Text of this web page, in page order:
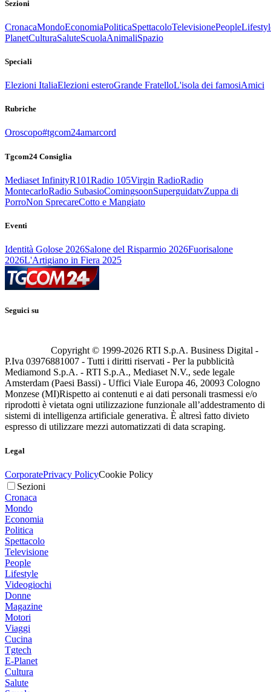
Sezioni
CronacaMondoEconomiaPoliticaSpettacoloTelevisionePeople
PlanetCulturaSaluteScuolaAnimaliSpazio
Speciali
Elezioni ItaliaElezioni esteroGrande FratelloL'isola dei famosiAmici
Rubriche
Oroscopo#tgcom24amarcord
Tgcom24 Consiglia
Mediaset InfinityR101Radio 105Virgin RadioRadio
MontecarloRadio SubasioComingsoonSuperguidatvZuppa di
PorroNon SprecareCotto e Mangiato
Eventi
Identità Golose 2026Salone del Risparmio 2026Fuorisalone
2026L'Artigiano in Fiera 2025
Seguici su
Copyright © 1999-2026 RTI S.p.A. Business Digital -
P.Iva 03976881007 - Tutti i diritti riservati - Per la pubblicità
Mediamond S.p.A. - RTI S.p.A., Mediaset N.V., sede legale
Amsterdam (Paesi Bassi) - Uffici Viale Europa 46, 20093 Cologno
Monzese (MI)Rispetto ai contenuti e ai dati personali trasmessi e/o
riprodotti è vietata ogni utilizzazione funzionale all’addestramento di
sistemi di intelligenza artificiale generativa. È altresì fatto divieto
espresso di utilizzare mezzi automatizzati di data scraping.
Legal
CorporatePrivacy PolicyCookie Policy
Sezioni
Cronaca
Mondo
Economia
Politica
Spettacolo
Televisione
People
Lifestyle
Videogiochi
Donne
Magazine
Motori
Viaggi
Cucina
Tgtech
E-Planet
Cultura
Salute